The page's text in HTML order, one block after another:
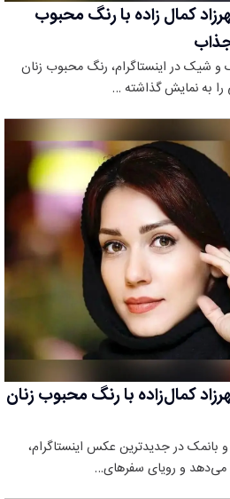
کمال زاده با رنگ محبوب
و شیک در اینستاگرام، رنگ محبوب زنان
را به نمایش گذاشته …
کمال‌زاده با رنگ محبوب زنان
بانمک در جدیدترین عکس اینستاگرام،
می‌دهد و رویای سفرهای…